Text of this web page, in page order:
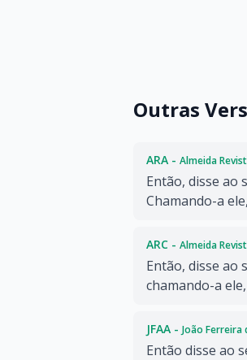
Outras
ARA - Almeida
Então, disse ao
Chamando-a
ARC - Almeida
Então, disse ao
chamando-a
JFAA - João Ferreira
Então disse ao